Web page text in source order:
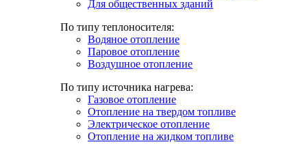
Для общественных зданий
По типу теплоносителя:
Водяное отопление
Паровое отопление
Воздушное отопление
По типу источника нагрева:
Газовое отопление
Отопление на твердом топливе
Электрическое отопление
Отопление на жидком топливе